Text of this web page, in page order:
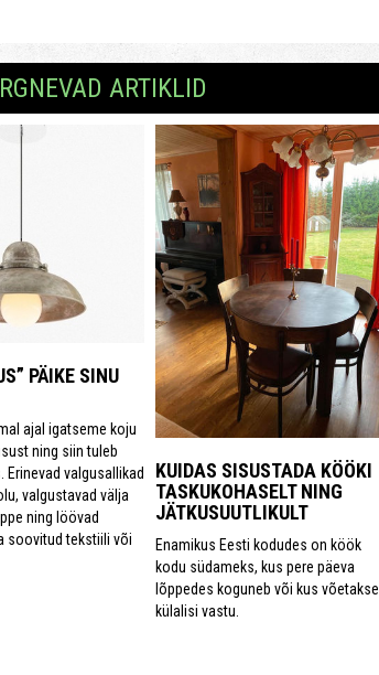
ARTIKLID
PÄIKE SINU
ajal igatseme koju
ning siin tuleb
Erinevad valgusallikad
valgustavad välja
ning löövad
soovitud tekstiili või
KUIDAS SISUSTADA KÖÖKI
TASKUKOHASELT NING
JÄTKUSUUTLIKULT
Enamikus Eesti kodudes on köök
kodu südameks, kus pere päeva
lõppedes koguneb või kus võetakse
külalisi vastu.